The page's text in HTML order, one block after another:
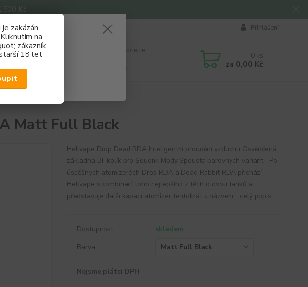
Kč
zakázán
na
zákazník
18 let
Přihlášení
Nevíte si rady? Zavolejte.
0 ks
za 0,00 Kč
Drop Dead RDA Matt Full Black
Matt Full Black
Hellvape Drop Dead RDA Inteligentní proudění vzduchu Osvědčená
základna BF kolík pro Squonk Mody Spousta barevných variant Po
úspěšných atomizeréch Drop RDA a Dead Rabbit RDA přichází
Hellvape s kombinací toho nejlepšího z těchto dvou tanků a
představuje další kapací atomizér tentokrát s názvem... celý popis
Dostupnost
skladem
Barva
Nejsme plátci DPH
3%
právě teď!